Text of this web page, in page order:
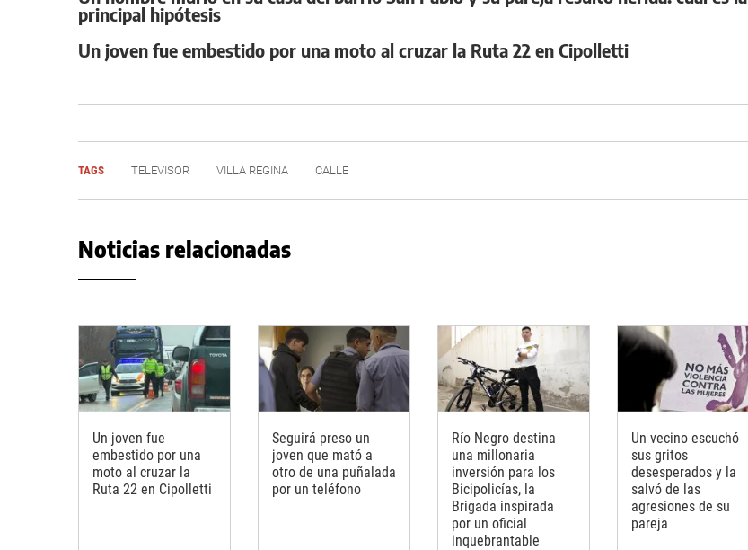
principal hipótesis
Un joven fue embestido por una moto al cruzar la Ruta 22 en Cipolletti
TAGS TELEVISOR VILLA REGINA CALLE
Noticias relacionadas
Un joven fue
embestido por una
moto al cruzar la
Ruta 22 en Cipolletti
Seguirá preso un
joven que mató a
otro de una puñalada
por un teléfono
Río Negro destina
una millonaria
inversión para los
Bicipolicías, la
Brigada inspirada
por un oficial
inquebrantable
Un vecino escuchó
sus gritos
desesperados y la
salvó de las
agresiones de su
pareja